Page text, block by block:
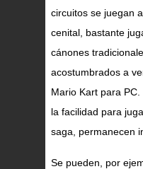
circuitos se juegan
cenital, bastante
cánones
acostumbrados a
Mario Kart para
la facilidad para
saga, permanecen
Se pueden, por